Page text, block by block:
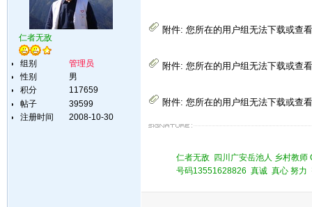
仁者无敌
组别
管理员
性别
男
积分
117659
帖子
39599
注册时间
2008-10-30
附件: 您所在的用户组无法下载或查
附件: 您所在的用户组无法下载或查
附件: 您所在的用户组无法下载或查
仁者无敌 四川广安岳池人 乡村教
号码13551628826 真诚 真心 努